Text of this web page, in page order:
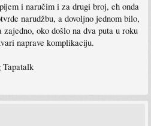
i naručim i za drugi broj, eh onda
narudžbu, a dovoljno jednom bilo,
oko došlo na dva puta u roku
naprave komplikaciju.
Tapatalk